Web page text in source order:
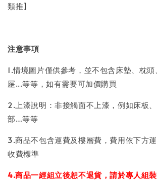
類推】
注意事項
1.情境圖片僅供參考，並不包含床墊、枕
屜...等等，如有需要可加價購買
2.上漆說明：非接觸面不上漆，例如床板
部…等等
3.商品不包含運費及樓層費，費用依下方
收費標準
4.商品一經組立後恕不退貨，請於專人組